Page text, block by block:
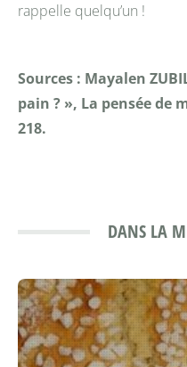
rappelle quelqu’un !
Sources : Mayalen
pain ? », La pensée de
218.
DANS LA